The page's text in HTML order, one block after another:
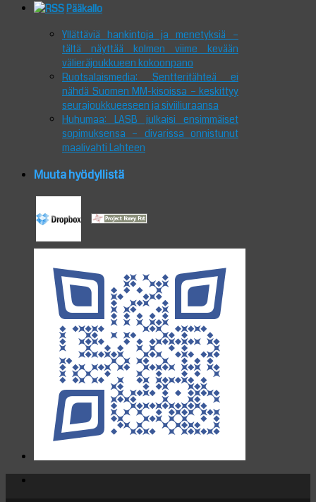
Pääkallo
Yllättäviä hankintoja ja menetyksiä –
tältä näyttää kolmen viime kevään
välieräjoukkueen kokoonpano
Ruotsalaismedia: Sentteritähteä ei
nähdä Suomen MM-kisoissa – keskittyy
seurajoukkueeseen ja siviiliuraansa
Huhumaa: LASB julkaisi ensimmäiset
sopimuksensa – divarissa onnistunut
maalivahti Lahteen
Muuta hyödyllistä